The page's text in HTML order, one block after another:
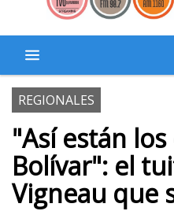
REGIONALES
"Así están
Bolívar": el
Vigneau que